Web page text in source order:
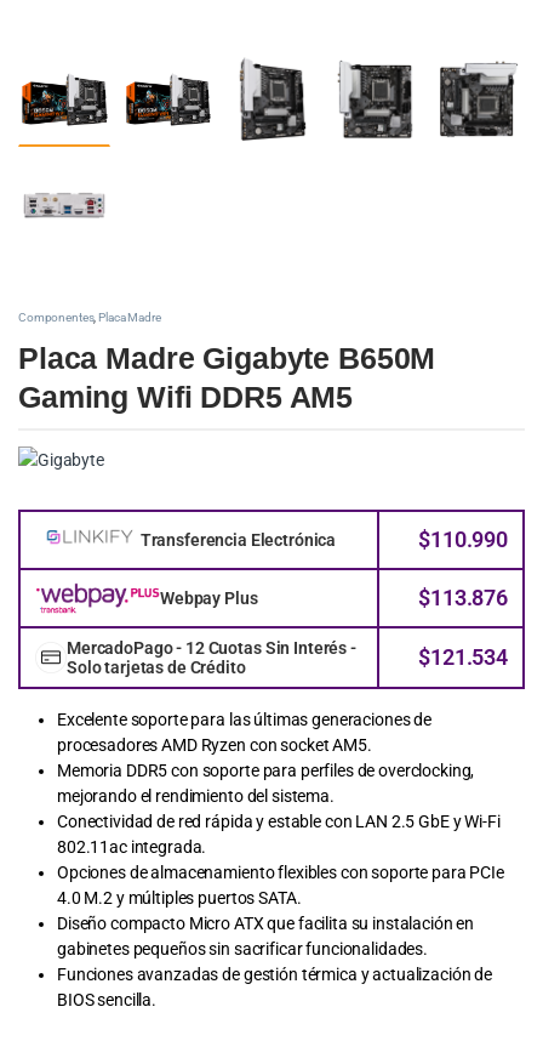
Componentes, Placa Madre
Placa Madre Gigabyte B650M
Gaming Wifi DDR5 AM5
Transferencia Electrónica $110.990
Webpay Plus $113.876
MercadoPago - 12 Cuotas Sin Interés -
Solo tarjetas de Crédito
$121.534
Excelente soporte para las últimas generaciones de
procesadores AMD Ryzen con socket AM5.
Memoria DDR5 con soporte para perfiles de overclocking,
mejorando el rendimiento del sistema.
Conectividad de red rápida y estable con LAN 2.5 GbE y Wi-Fi
802.11ac integrada.
Opciones de almacenamiento flexibles con soporte para PCIe
4.0 M.2 y múltiples puertos SATA.
Diseño compacto Micro ATX que facilita su instalación en
gabinetes pequeños sin sacrificar funcionalidades.
Funciones avanzadas de gestión térmica y actualización de
BIOS sencilla.